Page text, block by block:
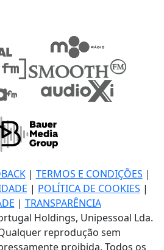
| TERMOS E CONDIÇÕES |
| POLÍTICA DE COOKIES |
| TRANSPARÊNCIA
Holdings, Unipessoal Lda.
reprodução sem
proibida. Todos os